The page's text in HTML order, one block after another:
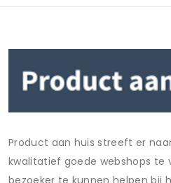
Product aan huis streeft er
kwalitatief goede webshops te
bezoeker te kunnen helpen bij